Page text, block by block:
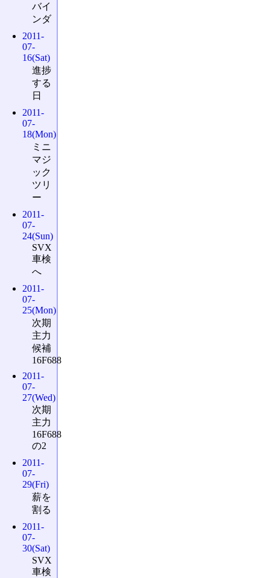
バイ
ンダ
2011-
07-
16(Sat)
進捗
する
日
2011-
07-
18(Mon)
ミニ
マジ
ック
ツリ
ー
2011-
07-
24(Sun)
SVX
車検
へ
2011-
07-
25(Mon)
次期
主力
候補
16F688
2011-
07-
27(Wed)
次期
主力
16F688
の2
2011-
07-
29(Fri)
薪を
割る
2011-
07-
30(Sat)
SVX
車検